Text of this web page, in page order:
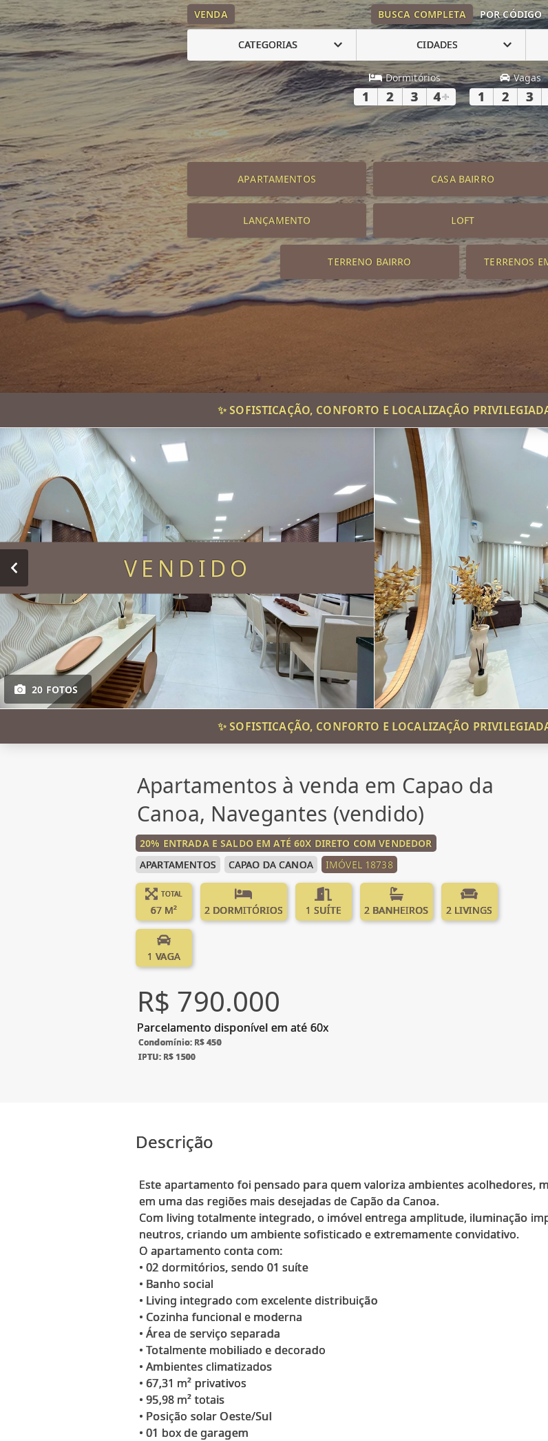
VENDA BUSCA COMPLETA POR CÓDIGO
CATEGORIAS CIDADES
Dormitórios
1 2 3 4+
Vagas
1 2 3
APARTAMENTOS CASA BAIRRO
LANÇAMENTO LOFT
TERRENO BAIRRO TERRENOS
✨ SOFISTICAÇÃO, CONFORTO E LOCALIZAÇÃO
20 FOTOS
VENDIDO
✨ SOFISTICAÇÃO, CONFORTO E LOCALIZAÇÃO
Apartamentos à venda em Capao da
Canoa, Navegantes (vendido)
20% ENTRADA E SALDO EM ATÉ 60X DIRETO COM VENDEDOR
APARTAMENTOS
CAPAO DA CANOA IMÓVEL 18738
TOTAL
67 M² 2 DORMITÓRIOS 1 SUÍTE 2 BANHEIROS 2 LIVINGS
1 VAGA
R$ 790.000
Parcelamento disponível em até 60x
Condomínio: R$ 450
IPTU: R$ 1500
Descrição
Este apartamento foi pensado para quem valoriza ambientes acolhedores,
em uma das regiões mais desejadas de Capão da Canoa.
Com living totalmente integrado, o imóvel entrega amplitude, iluminação
neutros, criando um ambiente sofisticado e extremamente convidativo.
O apartamento conta com:
• 02 dormitórios, sendo 01 suíte
• Banho social
• Living integrado com excelente distribuição
• Cozinha funcional e moderna
• Área de serviço separada
• Totalmente mobiliado e decorado
• Ambientes climatizados
• 67,31 m² privativos
• 95,98 m² totais
• Posição solar Oeste/Sul
• 01 box de garagem